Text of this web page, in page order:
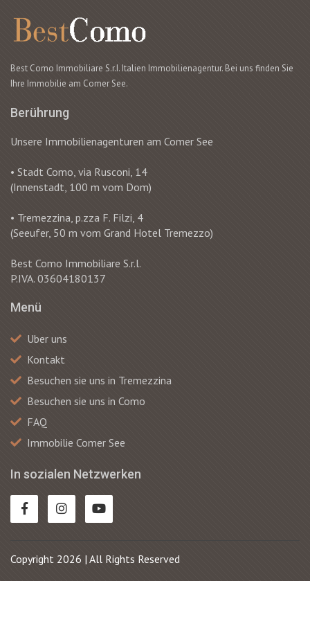
Best Como Immobiliare S.r.I. Italien Immobilienagentur. Bei uns finden Sie
Ihre Immobilie am Comer See.
Berührung
Unsere Immobilienagenturen am Comer See
• Stadt Como, via Rusconi, 14
(Innenstadt, 100 m vom Dom)
• Tremezzina, p.zza F. Filzi, 4
(Seeufer, 50 m vom Grand Hotel Tremezzo)
Best Como Immobiliare S.r.l.
P.IVA. 03604180137
Menü
Uber uns
Kontakt
Besuchen sie uns in Tremezzina
Besuchen sie uns in Como
FAQ
Immobilie Comer See
In sozialen Netzwerken
Copyright 2026 | All Rights Reserved